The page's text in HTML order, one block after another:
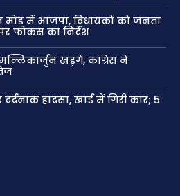
में भाजपा, विधायकों को जनता
फोकस का निर्देश
खड़गे, कांग्रेस ने
हादसा, खाई में गिरी कार; 5